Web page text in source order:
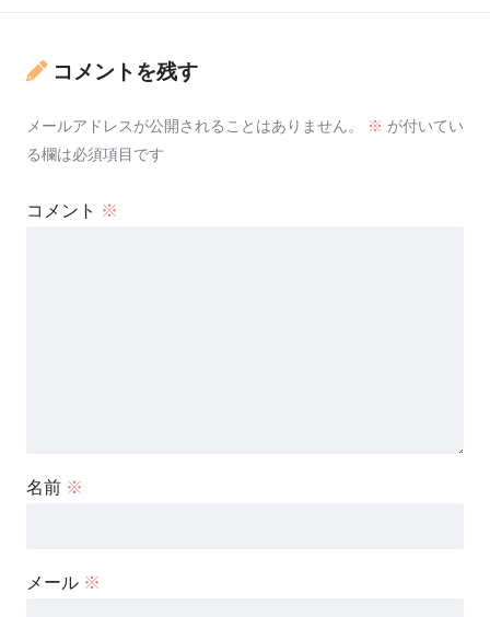
コメントを残す
メールアドレスが公開されることはありません。 ※ が付いてい
る欄は必須項目です
コメント ※
名前 ※
メール ※